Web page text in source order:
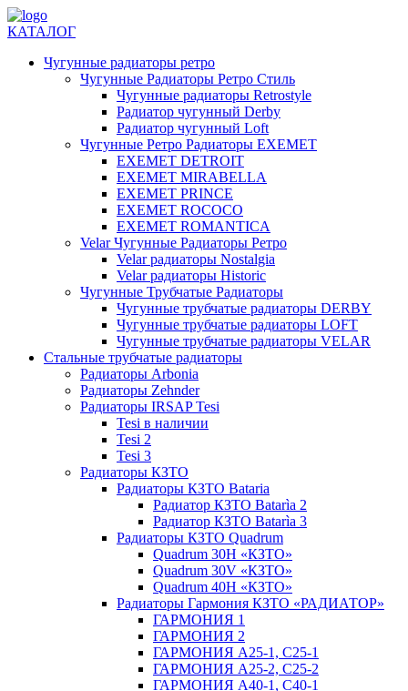
КАТАЛОГ
Чугунные радиаторы ретро
Чугунные Радиаторы Ретро Стиль
Чугунные радиаторы Retrostyle
Радиатор чугунный Derby
Радиатор чугунный Loft
Чугунные Ретро Радиаторы EXEMET
EXEMET DETROIT
EXEMET MIRABELLA
EXEMET PRINCE
EXEMET ROCOCO
EXEMET ROMANTICA
Velar Чугунные Радиаторы Ретро
Velar радиаторы Nostalgia
Velar радиаторы Historic
Чугунные Трубчатые Радиаторы
Чугунные трубчатые радиаторы DERBY
Чугунные трубчатые радиаторы LOFT
Чугунные трубчатые радиаторы VELAR
Стальные трубчатые радиаторы
Радиаторы Arbonia
Радиаторы Zehnder
Радиаторы IRSAP Tesi
Tesi в наличии
Tesi 2
Tesi 3
Радиаторы КЗТО
Радиаторы КЗТО Bataria
Радиатор КЗТО Batarìa 2
Радиатор КЗТО Batarìa 3
Радиаторы КЗТО Quadrum
Quadrum 30H «КЗТО»
Quadrum 30V «КЗТО»
Quadrum 40H «КЗТО»
Радиаторы Гармония КЗТО «РАДИАТОР»
ГАРМОНИЯ 1
ГАРМОНИЯ 2
ГАРМОНИЯ А25-1, С25-1
ГАРМОНИЯ А25-2, С25-2
ГАРМОНИЯ А40-1, С40-1